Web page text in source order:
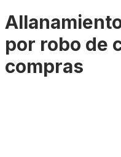
por robo de
compras